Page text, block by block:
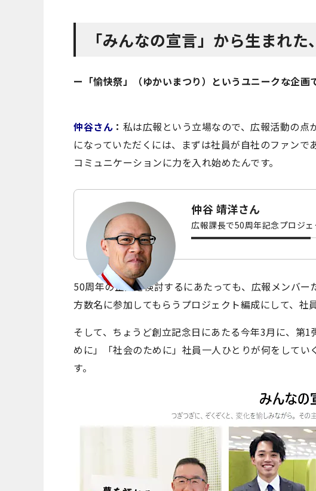
「みんなの宣言」から生まれた
ー「愉快祭」（ゆかいまつり）というユニークな企画
仲谷さん ： 私は広報という立場なので、広報活動の
になっていただくには、まずは社員が自社のファン
コミュニケーションに力を入れ始めたんです。
仲谷 靖洋さん
広報課長で50周年記念プロジ
50周年の企画を検討するにあたっても、広報メンバ
方数名に参加してもらうプロジェクト編成にして、社
そして、ちょうど創立記念日にあたる今年3月に、第
めに」「社会のために」社員一人ひとりが何をしてい
す。